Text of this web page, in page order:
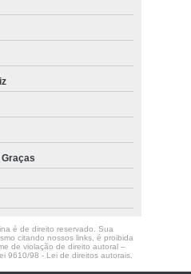
é de direito reservado. Sua
citando nossos links, é proibida
de violação de direito autoral –
9610/98 - Lei de direitos autorais.